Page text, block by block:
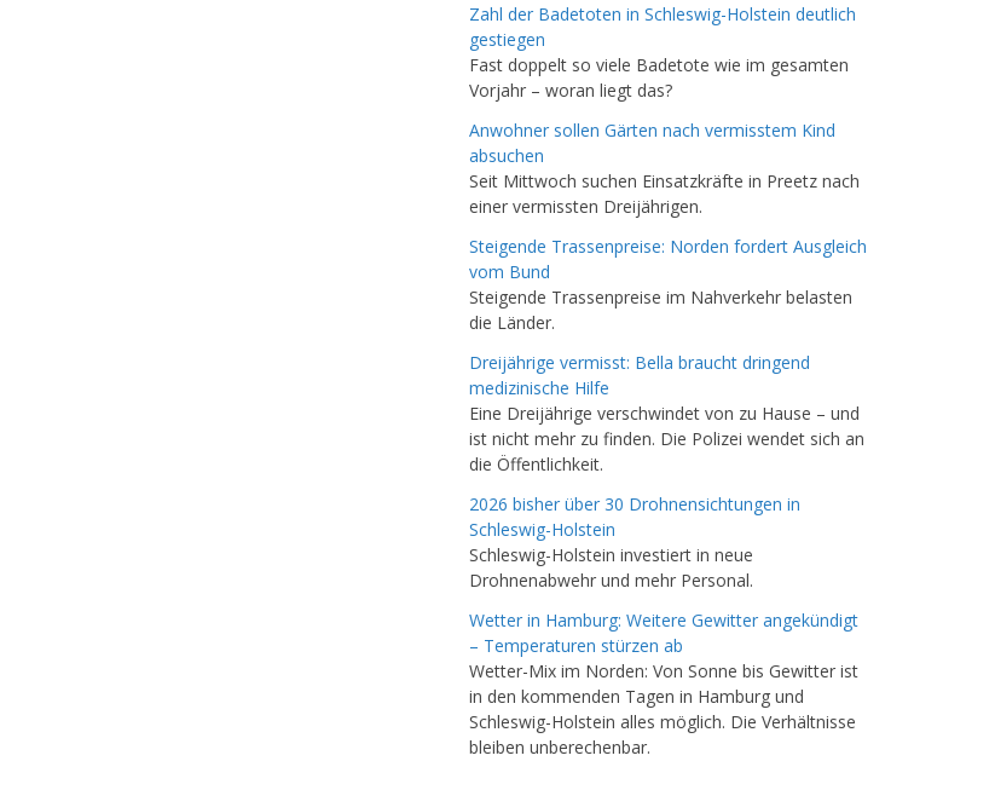
Zahl der Badetoten in Schleswig-Holstein deutlich
gestiegen
Fast doppelt so viele Badetote wie im gesamten
Vorjahr – woran liegt das?
Anwohner sollen Gärten nach vermisstem Kind
absuchen
Seit Mittwoch suchen Einsatzkräfte in Preetz nach
einer vermissten Dreijährigen.
Steigende Trassenpreise: Norden fordert Ausgleich
vom Bund
Steigende Trassenpreise im Nahverkehr belasten
die Länder.
Dreijährige vermisst: Bella braucht dringend
medizinische Hilfe
Eine Dreijährige verschwindet von zu Hause – und
ist nicht mehr zu finden. Die Polizei wendet sich an
die Öffentlichkeit.
2026 bisher über 30 Drohnensichtungen in
Schleswig-Holstein
Schleswig-Holstein investiert in neue
Drohnenabwehr und mehr Personal.
Wetter in Hamburg: Weitere Gewitter angekündigt
– Temperaturen stürzen ab
Wetter-Mix im Norden: Von Sonne bis Gewitter ist
in den kommenden Tagen in Hamburg und
Schleswig-Holstein alles möglich. Die Verhältnisse
bleiben unberechenbar.